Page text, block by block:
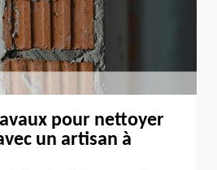
pour nettoyer
un artisan à